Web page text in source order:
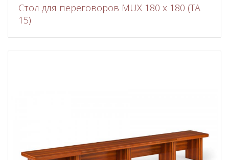
Стол для переговоров MUX 180 x 180 (TA
15)